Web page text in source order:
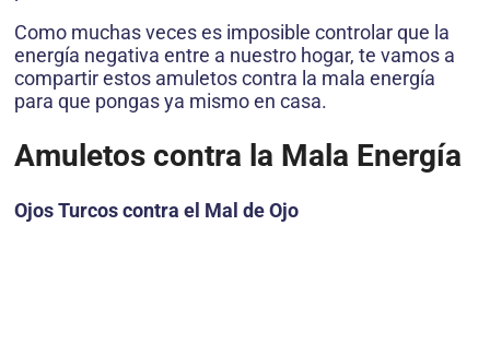
Como muchas veces es imposible controlar que la
energía negativa entre a nuestro hogar, te vamos a
compartir estos amuletos contra la mala energía
para que pongas ya mismo en casa.
Amuletos contra la Mala Energía
Ojos Turcos contra el Mal de Ojo